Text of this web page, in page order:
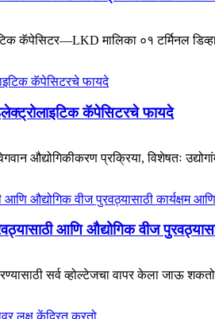
कॅपेसिटर—LKD मालिका ०१ टर्मिनल
कॅपेसिटरचे फायदे
औद्योगिकीकरण प्रक्रिया, विशेषतः
आणि औद्योगिक वीज
सर्व व्होल्टेजचा वापर केला जाऊ